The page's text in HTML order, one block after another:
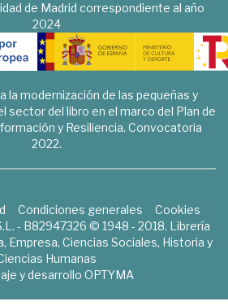
de Madrid correspondiente al año
2024
la modernización de las pequeñas y
sector del libro en el marco del Plan de
y Resiliencia. Convocatoria
2022.
Condiciones generales
Cookies
- B82947326 © 1948 - 2018. Librería
Empresa, Ciencias Sociales, Historia y
Humanas
y desarrollo OPTYMA